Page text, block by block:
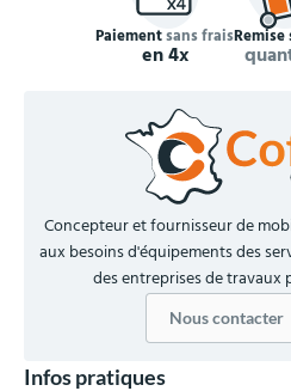
Paiementsans frais
en 4x
Remise
Concepteur et fournisseur de
aux besoins d'équipements des
des entreprises de travaux
Nous contacter
Infos pratiques